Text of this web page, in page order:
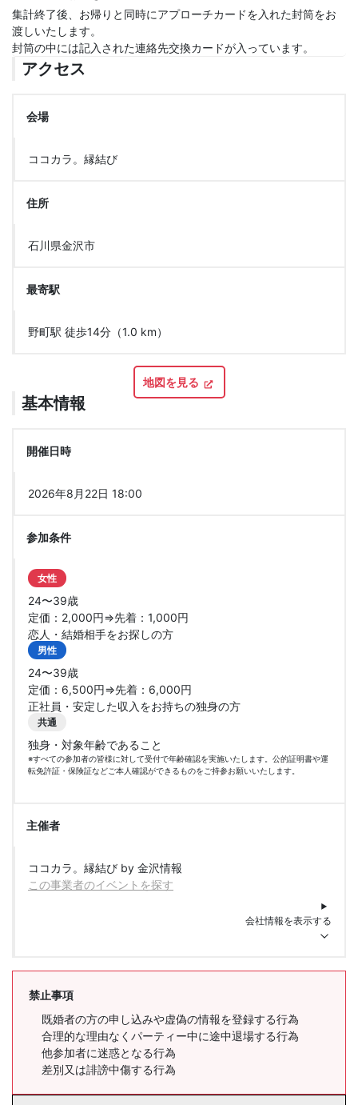
集計終了後、お帰りと同時にアプローチカードを入れた封筒をお
渡しいたします。
封筒の中には記入された連絡先交換カードが入っています。
アクセス
会場
ココカラ。縁結び
住所
石川県金沢市
最寄駅
野町駅 徒歩14分（1.0 km）
地図を見る
基本情報
開催日時
2026年8月22日 18:00
参加条件
女性
24〜39歳
定価：2,000円⇒先着：1,000円
恋人・結婚相手をお探しの方
男性
24〜39歳
定価：6,500円⇒先着：6,000円
正社員・安定した収入をお持ちの独身の方
共通
独身・対象年齢であること
※すべての参加者の皆様に対して受付で年齢確認を実施いたします。公的証明書や運
転免許証・保険証などご本人確認ができるものをご持参お願いいたします。
主催者
ココカラ。縁結び by 金沢情報
この事業者のイベントを探す
会社情報を表示する
禁止事項
既婚者の方の申し込みや虚偽の情報を登録する行為
合理的な理由なくパーティー中に途中退場する行為
他参加者に迷惑となる行為
差別又は誹謗中傷する行為